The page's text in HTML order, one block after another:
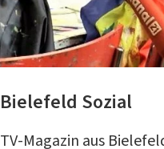
Bielefeld Sozial
TV-Magazin aus